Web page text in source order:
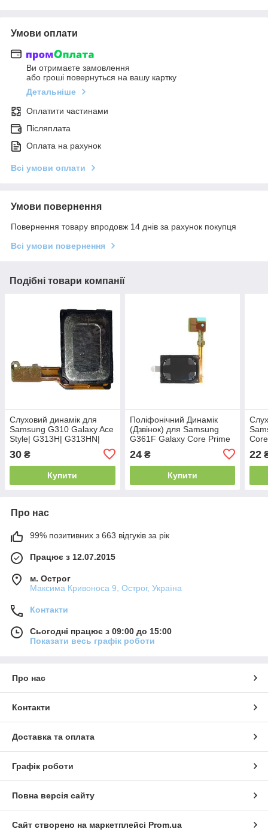
Умови оплати
Ви отримаєте замовлення
або гроші повернуться на вашу картку
Детальніше
Оплатити частинами
Післяплата
Оплата на рахунок
Всі умови оплати
Умови повернення
Повернення товару впродовж 14 днів за рахунок покупця
Всі умови повернення
Подібні товари компанії
Слуховий динамік для
Samsung G310 Galaxy Ace
Style| G313H| G313HN|
30 ₴
Купити
Поліфонічний Динамік
(Дзвінок) для Samsung
G361F Galaxy Core Prime
шлейфі
24₴
Купити
22
Про нас
99% позитивних з 663 відгуків за рік
Працює з 12.07.2015
м. Острог
Максима Кривоноса 9, Острог, Україна
Контакти
Сьогодні працює з 09:00 до 15:00
Показати весь графік роботи
Про нас
Контакти
Доставка та оплата
Графік роботи
Повна версія сайту
Сайт створено на маркетплейсі Prom.ua